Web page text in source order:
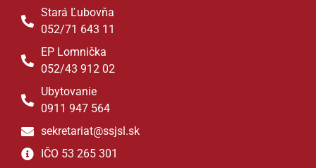
Stará Ľubovňa
052/71 643 11
EP Lomnička
052/43 912 02
Ubytovanie
0911 947 564
sekretariat@ssjsl.sk
IČO 53 265 301